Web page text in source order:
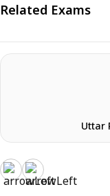
Related Exams
Uttar